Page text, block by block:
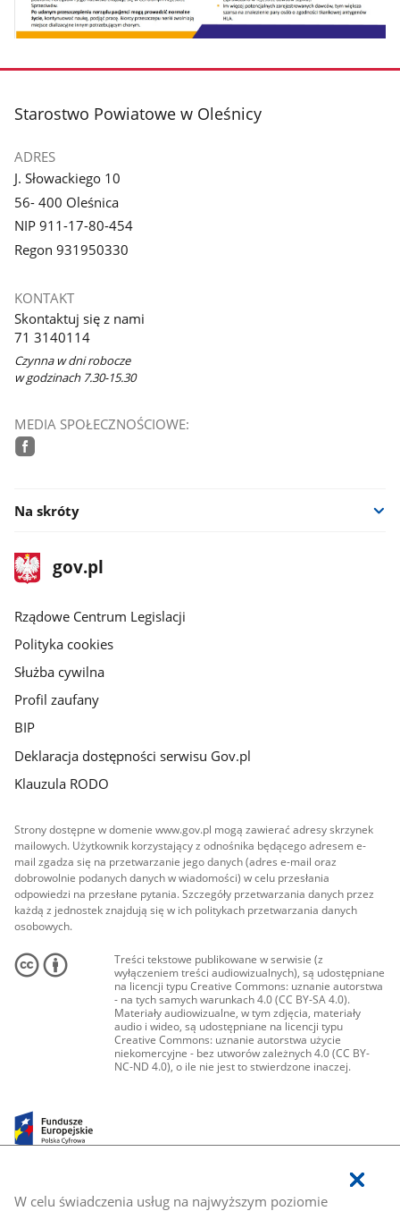
W celu świadczenia usług na najwyższym poziomie
stopka
Starostwo Powiatowe w Oleśnicy
ADRES
J. Słowackiego 10
56- 400 Oleśnica
NIP 911-17-80-454
Regon 931950330
KONTAKT
Skontaktuj się z nami
71 3140114
Czynna w dni robocze
w godzinach 7.30-15.30
MEDIA SPOŁECZNOŚCIOWE:
Na skróty
stopka
gov.plStrona
gov.pl
Rządowe Centrum Legislacji
Polityka cookies
Służba cywilna
Profil zaufany
BIP
Deklaracja dostępności serwisu Gov.pl
Klauzula RODO
Strony dostępne w domenie www.gov.pl mogą zawierać adresy skrzynek
mailowych. Użytkownik korzystający z odnośnika będącego adresem e-
mail zgadza się na przetwarzanie jego danych (adres e-mail oraz
dobrowolnie podanych danych w wiadomości) w celu przesłania
odpowiedzi na przesłane pytania. Szczegóły przetwarzania danych przez
każdą z jednostek znajdują się w ich politykach przetwarzania danych
osobowych.
Treści tekstowe publikowane w serwisie (z
wyłączeniem treści audiowizualnych), są udostępniane
na licencji typu Creative Commons: uznanie autorstwa
- na tych samych warunkach 4.0 (CC BY-SA 4.0).
Materiały audiowizualne, w tym zdjęcia, materiały
audio i wideo, są udostępniane na licencji typu
Creative Commons: uznanie autorstwa użycie
niekomercyjne - bez utworów zależnych 4.0 (CC BY-
NC-ND 4.0), o ile nie jest to stwierdzone inaczej.